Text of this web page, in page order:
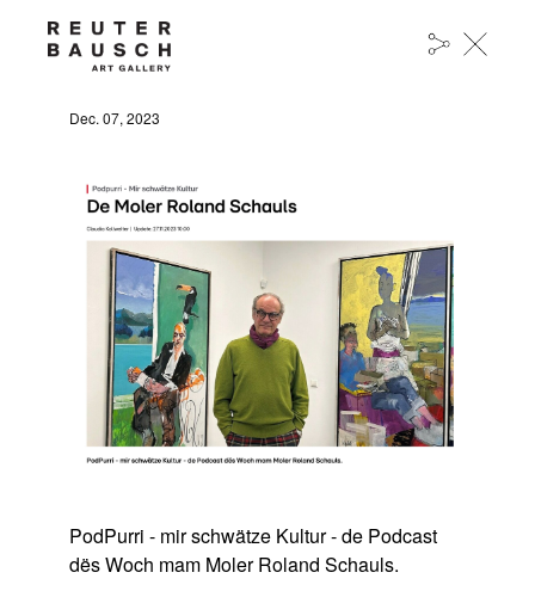
PODPURRI - MIR SCHWÄTZE KULTUR DE MOLER
Dec. 07, 2023
PodPurri - mir schwätze Kultur - de Podcast
dës Woch mam Moler Roland Schauls.